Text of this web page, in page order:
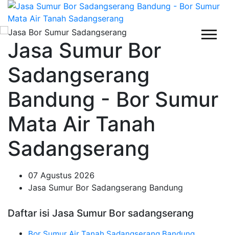
Jasa Sumur Bor
Sadangserang
Bandung - Bor Sumur
Mata Air Tanah
Sadangserang
07 Agustus 2026
Jasa Sumur Bor Sadangserang Bandung
Daftar isi Jasa Sumur Bor sadangserang